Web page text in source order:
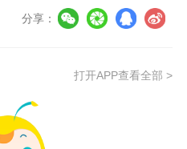
的公允价值减去补价（或换入资
成本。
为销售处理，根据本书"第十三
形资产的，换出资产公允价值与其
分享：
打开APP查看全部 >